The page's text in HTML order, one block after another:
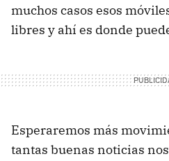
muchos casos esos
libres y ahí es donde
Esperaremos más
tantas buenas noticias